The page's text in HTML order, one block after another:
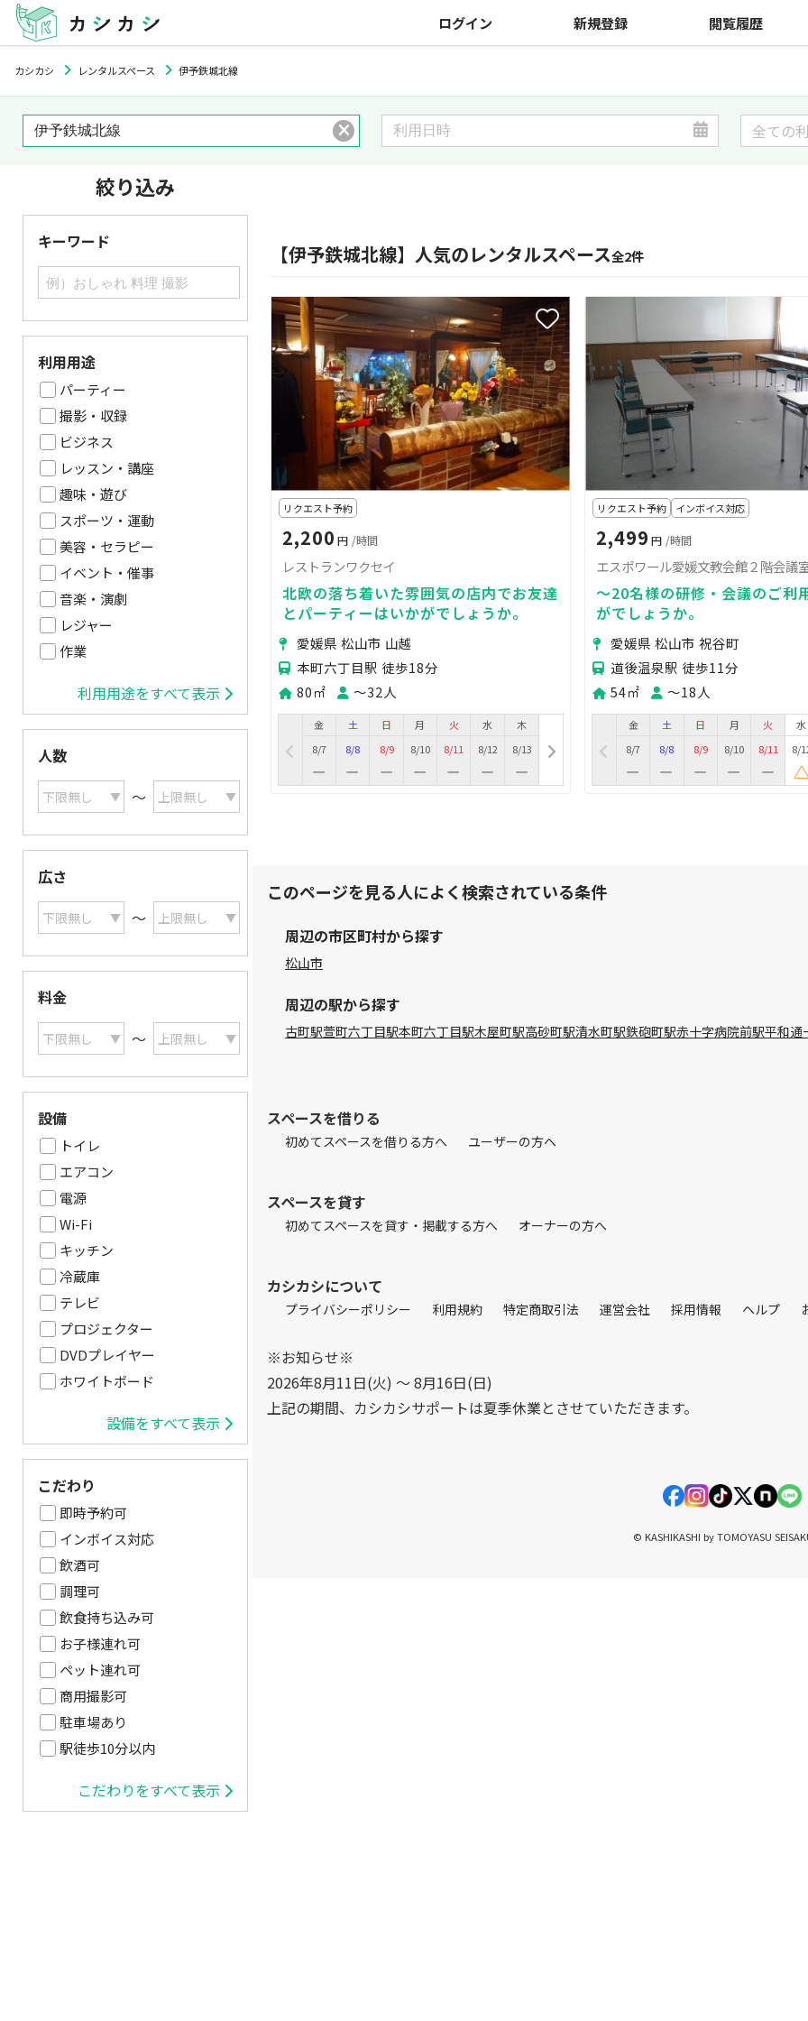
ログイン 新規登録 閲覧履歴
カシカシ レンタルスペース 伊予鉄城北線
絞り込み
キーワード
利用用途
パーティー
撮影・収録
ビジネス
レッスン・講座
趣味・遊び
スポーツ・運動
美容・セラピー
イベント・催事
音楽・演劇
レジャー
作業
利用用途をすべて表示
人数
〜
広さ
〜
料金
〜
設備
テレビ
キッチン
プロジェクター
ホワイトボード
DVDプレイヤー
トイレ
冷蔵庫
エアコン
電源
Wi-Fi
設備をすべて表示
こだわり
即時予約可
インボイス対応
駅徒歩10分以内
飲酒可
調理可
飲食持ち込み可
お子様連れ可
ペット連れ可
商用撮影可
駐車場あり
こだわりをすべて表示
【伊予鉄城北線】人気のレンタルスペース全2件
リクエスト予約
2,200 円 /時間
レストランワクセイ
北欧の落ち着いた雰囲気の店内でお友達
とパーティーはいかがでしょうか。
愛媛県 松山市 山越
本町六丁目駅 徒歩18分
80㎡
〜32人
金
8/7
土
8/8
日
8/9
月
8/10
火
8/11
水
8/12
木
8/13
リクエスト予約 インボイス対応
2,499 円 /時間
エスポワール愛媛文教会館２階会
～20名様の研修・会議のご利
がでしょうか。
愛媛県 松山市 祝谷町
道後温泉駅 徒歩11分
54㎡
〜18人
金
8/7
土
8/8
日
8/9
月
8/10
火
8/11
水
8/
このページを見る人によく検索されている条件
周辺の市区町村から探す
松山市
周辺の駅から探す
古町駅萱町六丁目駅本町六丁目駅木屋町駅高砂町駅清水町駅鉄砲町駅赤十字病院前駅平和通
スペースを借りる
初めてスペースを借りる方へ ユーザーの方へ
スペースを貸す
初めてスペースを貸す・掲載する方へ オーナーの方へ
カシカシについて
プライバシーポリシー 利用規約 特定商取引法 運営会社 採用情報 ヘルプ
※お知らせ※
2026年8月11日(火) 〜 8月16日(日)
上記の期間、カシカシサポートは夏季休業とさせていただきます。
© KASHIKASHI by TOMOYASU